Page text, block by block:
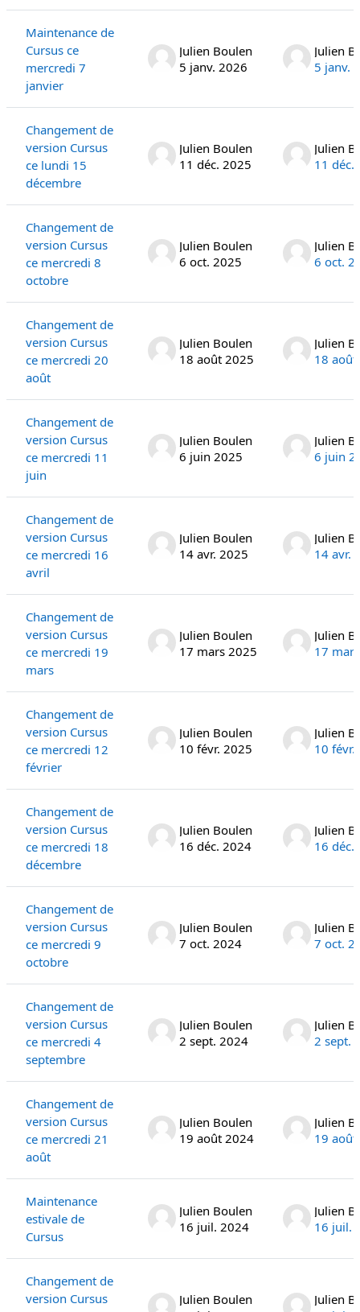
Maintenance de
Cursus ce
mercredi 7
janvier
Julien Boulen
5 janv. 2026
Julien
5 janv.
Changement de
version Cursus
ce lundi 15
décembre
Julien Boulen
11 déc. 2025
Julien
11 déc.
Changement de
version Cursus
ce mercredi 8
octobre
Julien Boulen
6 oct. 2025
Julien
6 oct.
Changement de
version Cursus
ce mercredi 20
août
Julien Boulen
18 août 2025
Julien
18
Changement de
version Cursus
ce mercredi 11
juin
Julien Boulen
6 juin 2025
Julien
6 juin
Changement de
version Cursus
ce mercredi 16
avril
Julien Boulen
14 avr. 2025
Julien
14 avr.
Changement de
version Cursus
ce mercredi 19
mars
Julien Boulen
17 mars 2025
Julien
17
Changement de
version Cursus
ce mercredi 12
février
Julien Boulen
10 févr. 2025
Julien
10 févr.
Changement de
version Cursus
ce mercredi 18
décembre
Julien Boulen
16 déc. 2024
Julien
16 déc.
Changement de
version Cursus
ce mercredi 9
octobre
Julien Boulen
7 oct. 2024
Julien
7 oct.
Changement de
version Cursus
ce mercredi 4
septembre
Julien Boulen
2 sept. 2024
Julien
2 sept.
Changement de
version Cursus
ce mercredi 21
août
Julien Boulen
19 août 2024
Julien
19
Maintenance
estivale de
Cursus
Julien Boulen
16 juil. 2024
Julien
16 juil.
Changement de
version Cursus
Julien Boulen
Julien